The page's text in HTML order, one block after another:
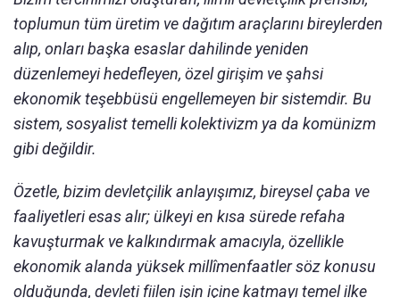
toplumun tüm üretim ve dağıtım araçlarını bireylerden
alıp, onları başka esaslar dahilinde yeniden
düzenlemeyi hedefleyen, özel girişim ve şahsi
ekonomik teşebbüsü engellemeyen bir sistemdir. Bu
sistem, sosyalist temelli kolektivizm ya da komünizm
gibi değildir.
Özetle, bizim devletçilik anlayışımız, bireysel çaba ve
faaliyetleri esas alır; ülkeyi en kısa sürede refaha
kavuşturmak ve kalkındırmak amacıyla, özellikle
ekonomik alanda yüksek millîmenfaatler söz konusu
olduğunda, devleti fiilen işin içine katmayı temel ilke